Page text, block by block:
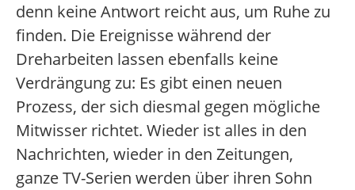
denn keine Antwort reicht aus, um Ruhe zu
finden. Die Ereignisse während der
Dreharbeiten lassen ebenfalls keine
Verdrängung zu: Es gibt einen neuen
Prozess, der sich diesmal gegen mögliche
Mitwisser richtet. Wieder ist alles in den
Nachrichten, wieder in den Zeitungen,
ganze TV-Serien werden über ihren Sohn